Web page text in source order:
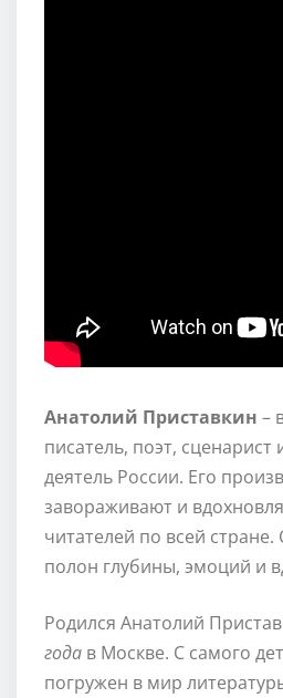
Анатолий Приставкин –
писатель, поэт,
деятель России. Его
завораживают и
читателей по всей стране.
полон глубины, эмоций и
Родился Анатолий
года в Москве. С самого
погружен в мир